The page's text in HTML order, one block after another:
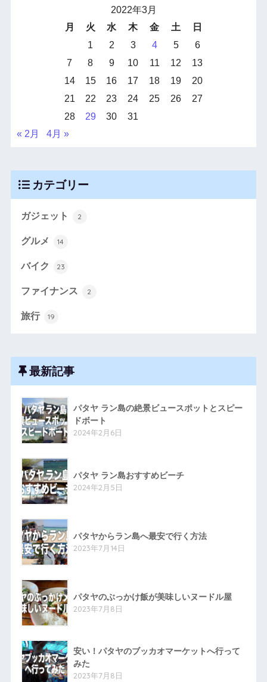
2022年3月
月
火 水 木 金 土
日
1
2 3 4 5
6
7
8 9 10 11 12
13
14
15 16 17 18 19
20
21
22 23 24 25 26
27
28
29 30
31
« 2月
4月 »
カテゴリー
ガジェット 2
グルメ 14
バイク 23
ファイナンス 2
旅行 19
最新記事
パタヤ ラン島の絶景ビュースポットとスピー
ドボート
2024年2月6日
パタヤ ラン島おすすめビーチ
2024年2月5日
パタヤからラン島へ最安で行く方法
2023年7月14日
パタヤのぶっかけ飯が美味しいヌードル屋
2023年7月8日
安い！パタヤのブッカオマーケットへ行って
みた
2023年7月8日